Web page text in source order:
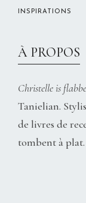
INSPIRATIONS
À PROPOS
Christelle is
Tanielian.
de livres de
tombent à plat.